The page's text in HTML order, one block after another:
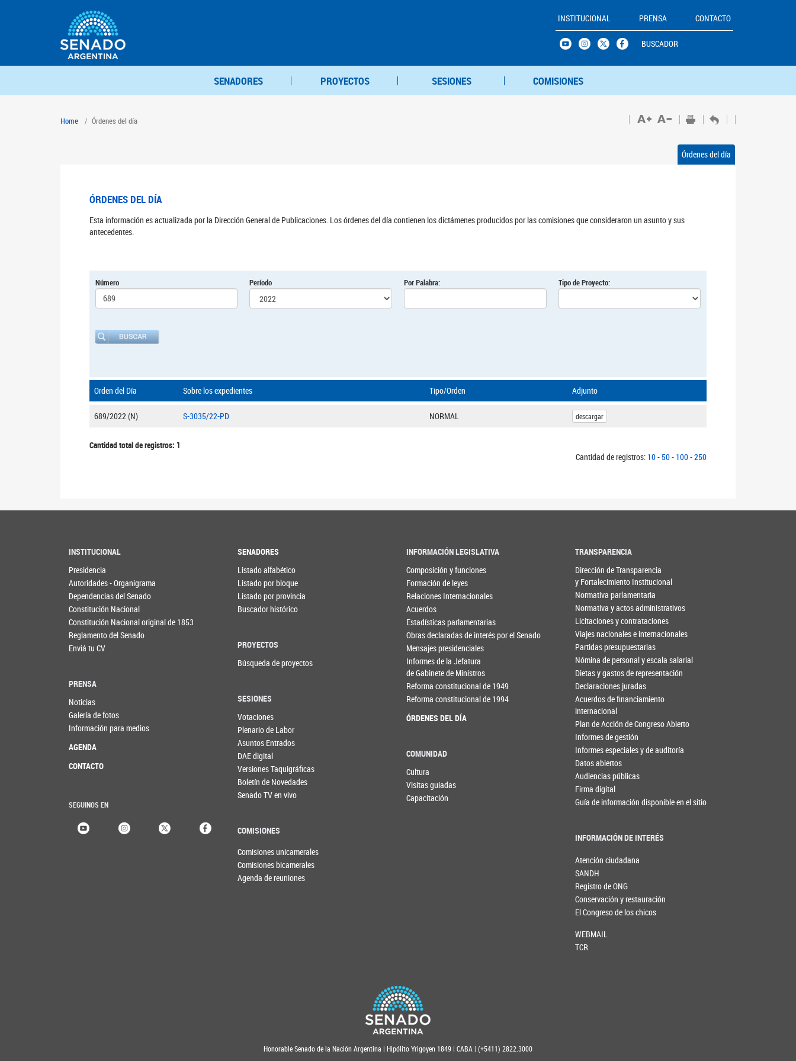
INSTITUCIONAL PRENSA CONTACTO
BUSCADOR
SENADORES PROYECTOS SESIONES COMISIONES
Home Órdenes del día
Órdenes del día
ÓRDENES DEL DÍA
Esta información es actualizada por la Dirección General de Publicaciones. Los órdenes del día contienen los dictámenes producidos por las comisiones que consideraron un asunto y sus
antecedentes.
Número Período Por Palabra: Tipo de Proyecto:
Orden del Día Sobre los expedientes Tipo/Orden Adjunto
689/2022 (N) S-3035/22-PD NORMAL descargar
Cantidad total de registros: 1
Cantidad de registros: 10- 50- 100-250
INSTITUCIONAL
Presidencia
Autoridades - Organigrama
Dependencias del Senado
Constitución Nacional
Constitución Nacional original de 1853
Reglamento del Senado
Enviá tu CV
PRENSA
Noticias
Galería de fotos
Información para medios
AGENDA
CONTACTO
SEGUINOS EN
SENADORES
Listado alfabético
Listado por bloque
Listado por provincia
Buscador histórico
PROYECTOS
Búsqueda de proyectos
SESIONES
Votaciones
Plenario de Labor
Asuntos Entrados
DAE digital
Versiones Taquigráficas
Boletín de Novedades
Senado TV en vivo
COMISIONES
Comisiones unicamerales
Comisiones bicamerales
Agenda de reuniones
INFORMACIÓN LEGISLATIVA
Composición y funciones
Formación de leyes
Relaciones Internacionales
Acuerdos
Estadísticas parlamentarias
Obras declaradas de interés por el Senado
Mensajes presidenciales
Informes de la Jefatura
de Gabinete de Ministros
Reforma constitucional de 1949
Reforma constitucional de 1994
ÓRDENES DEL DÍA
COMUNIDAD
Cultura
Visitas guiadas
Capacitación
TRANSPARENCIA
Dirección de Transparencia
y Fortalecimiento Institucional
Normativa parlamentaria
Normativa y actos administrativos
Licitaciones y contrataciones
Viajes nacionales e internacionales
Partidas presupuestarias
Nómina de personal y escala salarial
Dietas y gastos de representación
Declaraciones juradas
Acuerdos de financiamiento
internacional
Plan de Acción de Congreso Abierto
Informes de gestión
Informes especiales y de auditoría
Datos abiertos
Audiencias públicas
Firma digital
Guía de información disponible en el sitio
INFORMACIÓN DE INTERÉS
Atención ciudadana
SANDH
Registro de ONG
Conservación y restauración
El Congreso de los chicos
WEBMAIL
TCR
Honorable Senado de la Nación Argentina | Hipólito Yrigoyen 1849 | CABA | (+5411) 2822.3000